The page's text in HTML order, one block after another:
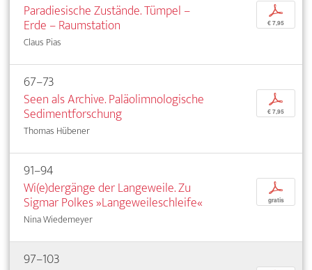
Paradiesische Zustände. Tümpel –
Erde – Raumstation
Claus Pias
p
€ 7,95
67–73
Seen als Archive. Paläolimnologische
Sedimentforschung
Thomas Hübener
p
€ 7,95
91–94
Wi(e)dergänge der Langeweile. Zu
Sigmar Polkes »Langeweileschleife«
Nina Wiedemeyer
p
gratis
97–103